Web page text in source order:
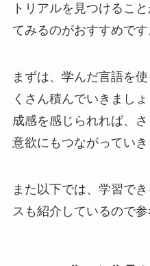
トリアルを見つけるこ
てみるのがおすすめです
まずは、学んだ言語を
くさん積んでいきまし
成感を感じられれば、
意欲にもつながっていき
また以下では、学習で
スも紹介しているので